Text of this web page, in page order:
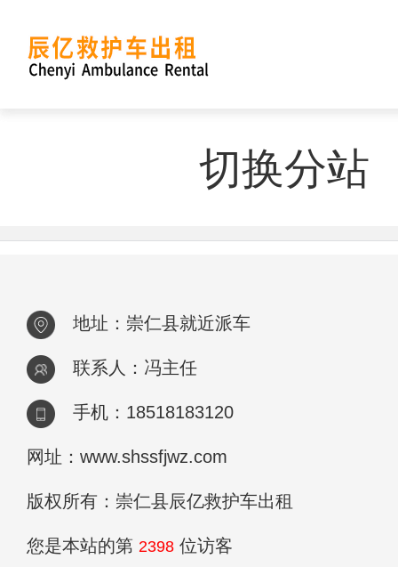
切换分站
地址：崇仁县就近派车
联系人：冯主任
手机：18518183120
网址：www.shssfjwz.com
版权所有：崇仁县辰亿救护车出租
您是本站的第 2398 位访客